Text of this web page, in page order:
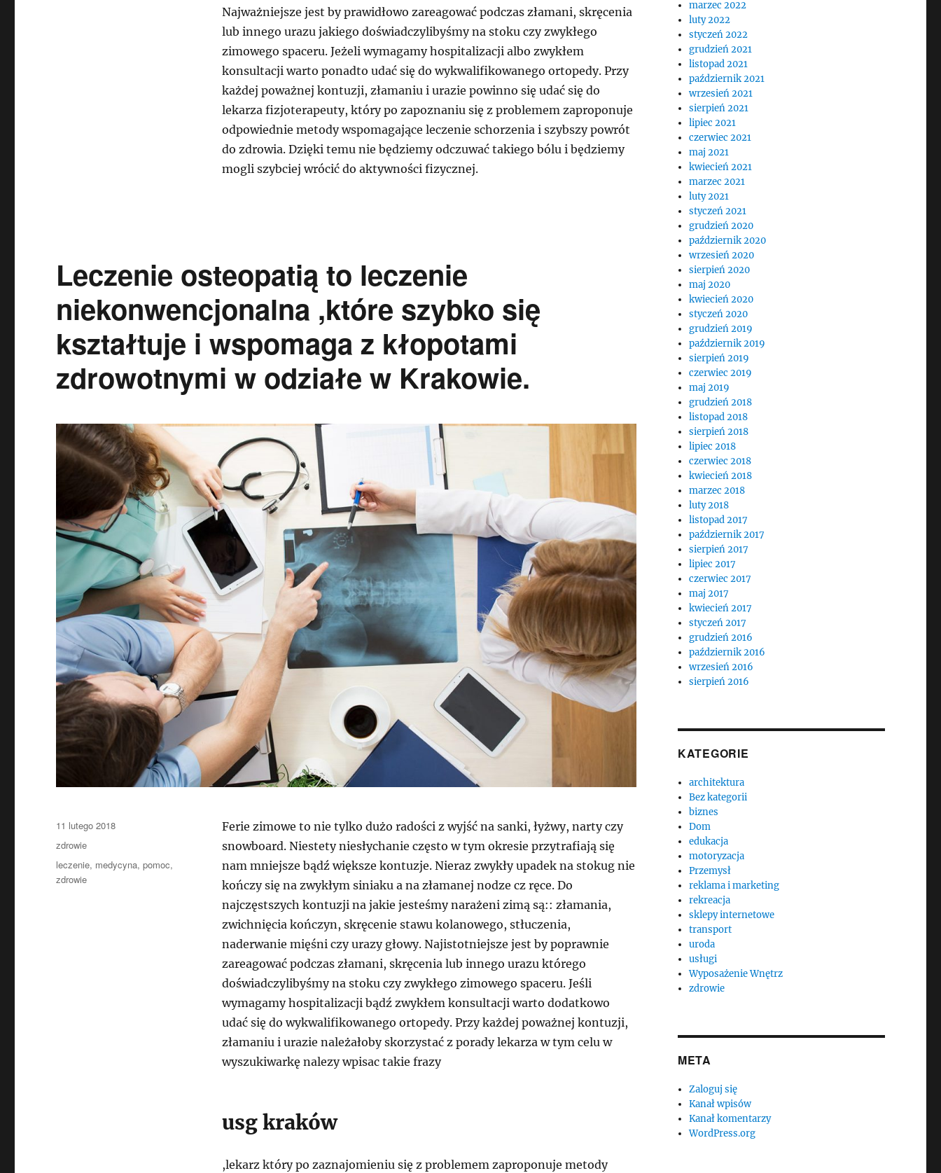
Najważniejsze jest by prawidłowo zareagować podczas złamani, skręcenia
lub innego urazu jakiego doświadczylibyśmy na stoku czy zwykłego
zimowego spaceru. Jeżeli wymagamy hospitalizacji albo zwykłem
konsultacji warto ponadto udać się do wykwalifikowanego ortopedy. Przy
każdej poważnej kontuzji, złamaniu i urazie powinno się udać się do
lekarza fizjoterapeuty, który po zapoznaniu się z problemem zaproponuje
odpowiednie metody wspomagające leczenie schorzenia i szybszy powrót
do zdrowia. Dzięki temu nie będziemy odczuwać takiego bólu i będziemy
mogli szybciej wrócić do aktywności fizycznej.
Leczenie osteopatią to leczenie
niekonwencjonalna ,które szybko się
kształtuje i wspomaga z kłopotami
zdrowotnymi w odziałe w Krakowie.
Ferie zimowe to nie tylko dużo radości z wyjść na sanki, łyżwy, narty czy
snowboard. Niestety niesłychanie często w tym okresie przytrafiają się
nam mniejsze bądź większe kontuzje. Nieraz zwykły upadek na stokug nie
kończy się na zwykłym siniaku a na złamanej nodze cz ręce. Do
najczęstszych kontuzji na jakie jesteśmy narażeni zimą są:: złamania,
zwichnięcia kończyn, skręcenie stawu kolanowego, stłuczenia,
naderwanie mięśni czy urazy głowy. Najistotniejsze jest by poprawnie
zareagować podczas złamani, skręcenia lub innego urazu którego
doświadczylibyśmy na stoku czy zwykłego zimowego spaceru. Jeśli
wymagamy hospitalizacji bądź zwykłem konsultacji warto dodatkowo
udać się do wykwalifikowanego ortopedy. Przy każdej poważnej kontuzji,
złamaniu i urazie należałoby skorzystać z porady lekarza w tym celu w
wyszukiwarkę nalezy wpisac takie frazy
usg kraków
,lekarz który po zaznajomieniu się z problemem zaproponuje metody
Data
publikacji
11 lutego 2018
Kategorie
zdrowie
Tagi
leczenie, medycyna,pomoc,
zdrowie
marzec 2022
luty 2022
styczeń 2022
grudzień 2021
listopad 2021
październik 2021
wrzesień 2021
sierpień 2021
lipiec 2021
czerwiec 2021
maj 2021
kwiecień 2021
marzec 2021
luty 2021
styczeń 2021
grudzień 2020
październik 2020
wrzesień 2020
sierpień 2020
maj 2020
kwiecień 2020
styczeń 2020
grudzień 2019
październik 2019
sierpień 2019
czerwiec 2019
maj 2019
grudzień 2018
listopad 2018
sierpień 2018
lipiec 2018
czerwiec 2018
kwiecień 2018
marzec 2018
luty 2018
listopad 2017
październik 2017
sierpień 2017
lipiec 2017
czerwiec 2017
maj 2017
kwiecień 2017
styczeń 2017
grudzień 2016
październik 2016
wrzesień 2016
sierpień 2016
KATEGORIE
architektura
Bez kategorii
biznes
Dom
edukacja
motoryzacja
Przemysł
reklama i marketing
rekreacja
sklepy internetowe
transport
uroda
usługi
Wyposażenie Wnętrz
zdrowie
META
Zaloguj się
Kanał wpisów
Kanał komentarzy
WordPress.org